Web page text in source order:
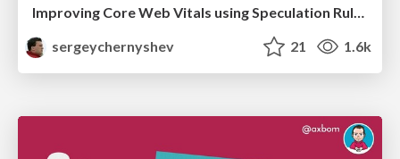
Improving Core Web Vitals using Speculation Rules API
sergeychernyshev
21 1.6k